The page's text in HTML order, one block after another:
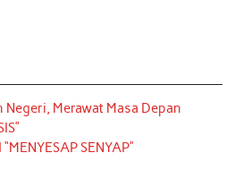
Negeri, Merawat Masa Depan
SENYAP”